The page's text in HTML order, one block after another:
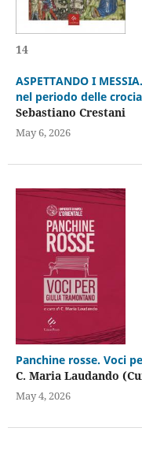
14
ASPETTANDO I
nel periodo delle
Sebastiano Crestani
May 6, 2026
Panchine rosse. Voci
C. Maria Laudando
May 4, 2026